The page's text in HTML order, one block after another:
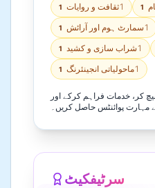
1 ثقافت و روایات1 1
1 سمارٹ ہوم اور آرائش 1
1 شراب سازی و کشید 1
1 ماحولیاتی انجینئرنگ1
کر، خدمات فراہم کرکے اور
مہارت پوائنٹس حاصل کریں۔
سرٹیفکیٹ